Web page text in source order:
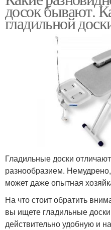
досок бывают.
гладильной
Гладильные доски
разнообразием.
может даже опытная
На что стоит обратить
вы ищете гладильные
действительно удобную и